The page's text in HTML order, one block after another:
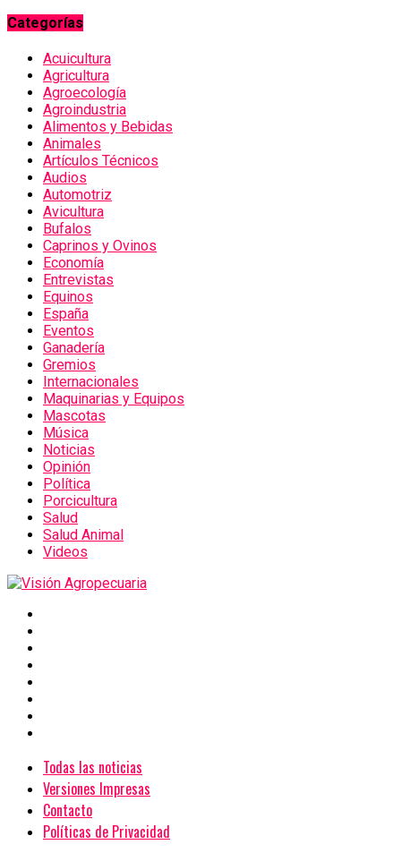
Categorías
Acuicultura
Agricultura
Agroecología
Agroindustria
Alimentos y Bebidas
Animales
Artículos Técnicos
Audios
Automotriz
Avicultura
Bufalos
Caprinos y Ovinos
Economía
Entrevistas
Equinos
España
Eventos
Ganadería
Gremios
Internacionales
Maquinarias y Equipos
Mascotas
Música
Noticias
Opinión
Política
Porcicultura
Salud
Salud Animal
Videos
Todas las noticias
Versiones Impresas
Contacto
Políticas de Privacidad